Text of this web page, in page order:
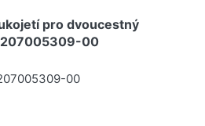
pro dvoucestný
00
00